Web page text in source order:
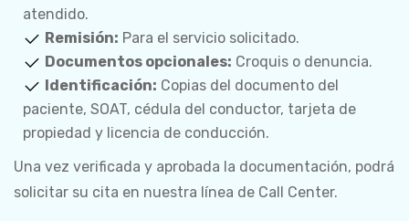
atendido.
Remisión: Para el servicio solicitado.
Documentos opcionales: Croquis o denuncia.
Identificación: Copias del documento del
paciente, SOAT, cédula del conductor, tarjeta de
propiedad y licencia de conducción.
Una vez verificada y aprobada la documentación, podrá
solicitar su cita en nuestra línea de Call Center.